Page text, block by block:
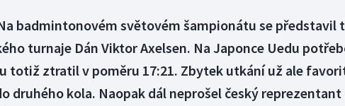
badmintonovém světovém šampionátu se představil
turnaje Dán Viktor Axelsen. Na Japonce Uedu
totiž ztratil v poměru 17:21. Zbytek utkání už ale
druhého kola. Naopak dál neprošel český